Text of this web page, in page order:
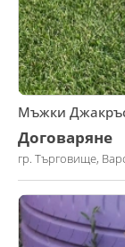
Мъжки
Договаряне
гр. Търговище,